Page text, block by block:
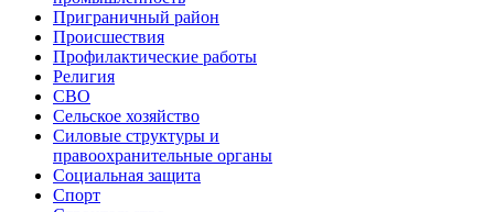
Приграничный район
Происшествия
Профилактические работы
Религия
СВО
Сельское хозяйство
Силовые структуры и
правоохранительные органы
Социальная защита
Спорт